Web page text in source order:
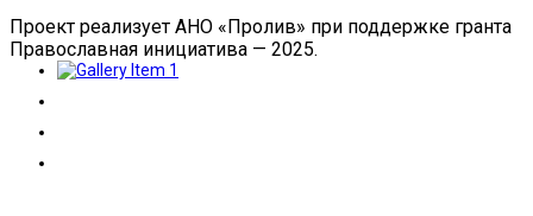
Проект реализует АНО «Пролив» при поддержке гранта
Православная инициатива — 2025.